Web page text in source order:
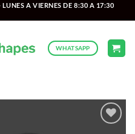
A VIERNES DE 8:30 A 17:30
WHATSAPP